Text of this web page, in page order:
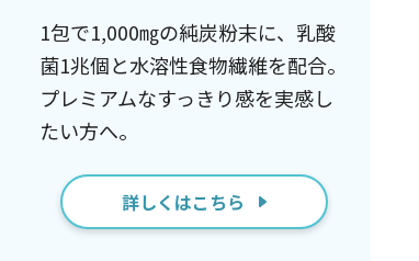
1包で1,000㎎の純炭粉末に、乳酸
菌1兆個と水溶性食物繊維を配合。
プレミアムなすっきり感を実感し
たい方へ。
詳しくはこちら